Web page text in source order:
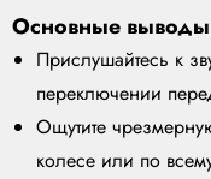
Основные выводы
Прислушайтесь к
переключении
Ощутите
колесе или по